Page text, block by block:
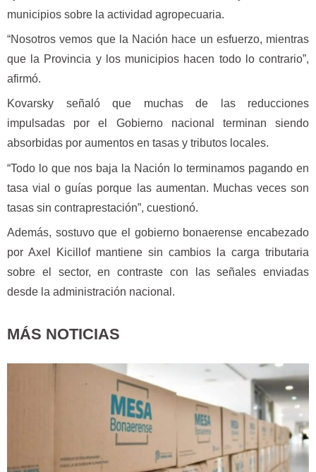
municipios sobre la actividad agropecuaria.
“Nosotros vemos que la Nación hace un esfuerzo, mientras
que la Provincia y los municipios hacen todo lo contrario”,
afirmó.
Kovarsky señaló que muchas de las reducciones
impulsadas por el Gobierno nacional terminan siendo
absorbidas por aumentos en tasas y tributos locales.
“Todo lo que nos baja la Nación lo terminamos pagando en
tasa vial o guías porque las aumentan. Muchas veces son
tasas sin contraprestación”, cuestionó.
Además, sostuvo que el gobierno bonaerense encabezado
por Axel Kicillof mantiene sin cambios la carga tributaria
sobre el sector, en contraste con las señales enviadas
desde la administración nacional.
MÁS NOTICIAS